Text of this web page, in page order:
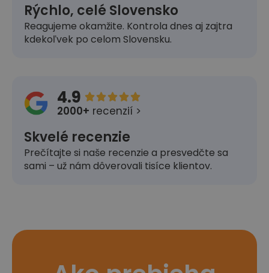
Rýchlo, celé Slovensko
Reagujeme okamžite. Kontrola dnes aj zajtra
kdekoľvek po celom Slovensku.
4.9 
2000+ recenzií >
Skvelé recenzie
Prečítajte si naše recenzie a presvedčte sa
sami – už nám dôverovali tisíce klientov.